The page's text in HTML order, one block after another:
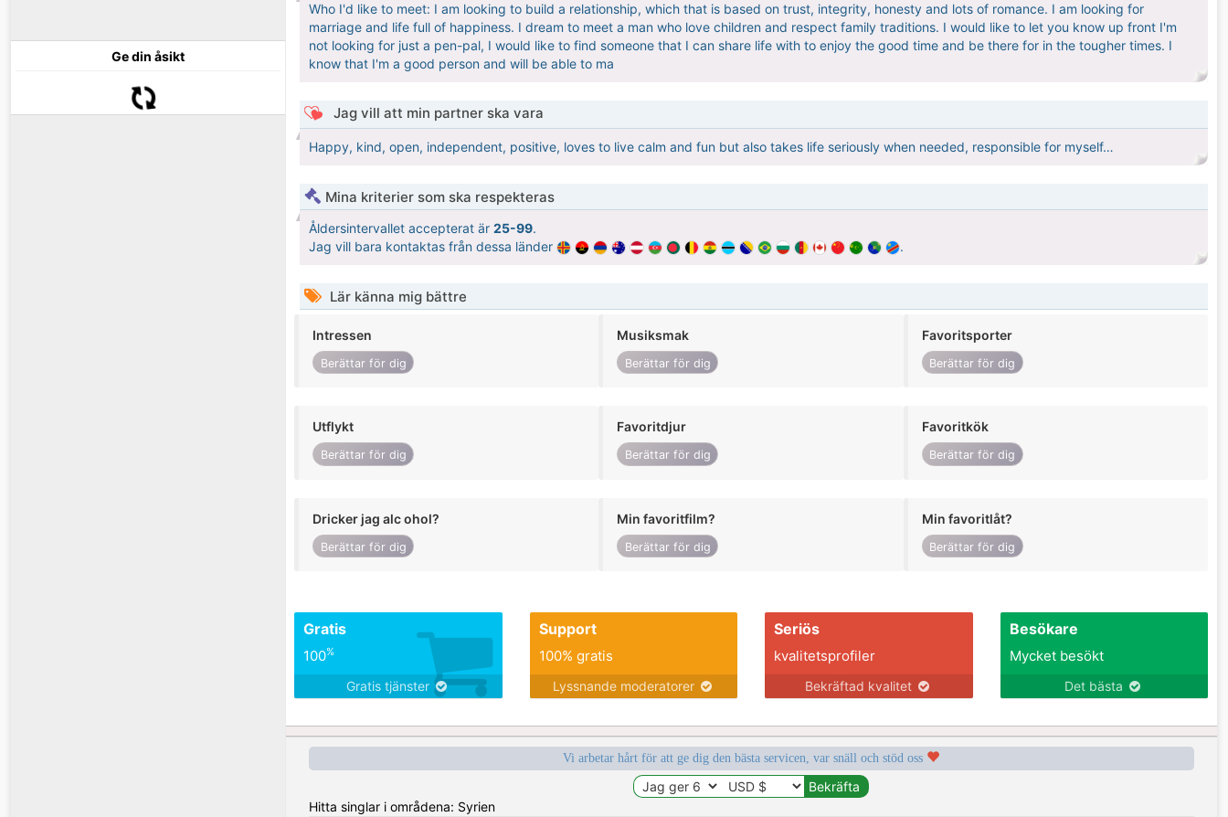
Ge din åsikt
Who I'd like to meet: I am looking to build a relationship, which that is based on trust, integrity, honesty and lots of romance. I am looking for
marriage and life full of happiness. I dream to meet a man who love children and respect family traditions. I would like to let you know up front I'm
not looking for just a pen-pal, I would like to find someone that I can share life with to enjoy the good time and be there for in the tougher times. I
know that I'm a good person and will be able to ma
Jag vill att min partner ska vara
Happy, kind, open, independent, positive, loves to live calm and fun but also takes life seriously when needed, responsible for myself…
Mina kriterier som ska respekteras
Åldersintervallet accepterat är 25-99.
Jag vill bara kontaktas från dessa länder
.
Lär känna mig bättre
Intressen
Berättar för dig
Musiksmak
Berättar för dig
Favoritsporter
Berättar för dig
Utflykt
Berättar för dig
Favoritdjur
Berättar för dig
Favoritkök
Berättar för dig
Dricker jag alc ohol?
Berättar för dig
Min favoritfilm?
Berättar för dig
Min favoritlåt?
Berättar för dig
Gratis
100%
Gratis tjänster
Support
100% gratis
Lyssnande moderatorer
Seriös
kvalitetsprofiler
Bekräftad kvalitet
Besökare
Mycket besökt
Det bästa
Vi arbetar hårt för att ge dig den bästa servicen, var snäll och stöd oss
Hitta singlar i områdena: Syrien